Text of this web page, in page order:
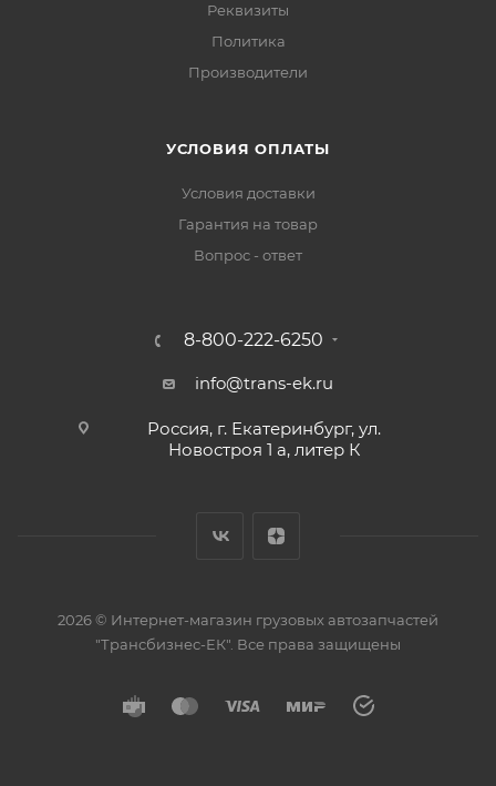
Реквизиты
Политика
Производители
УСЛОВИЯ ОПЛАТЫ
Условия доставки
Гарантия на товар
Вопрос - ответ
8-800-222-6250
info@trans-ek.ru
Россия, г. Екатеринбург, ул.
Новостроя 1 а, литер К
2026 © Интернет-магазин грузовых автозапчастей
"Трансбизнес-ЕК" . Все права защищены